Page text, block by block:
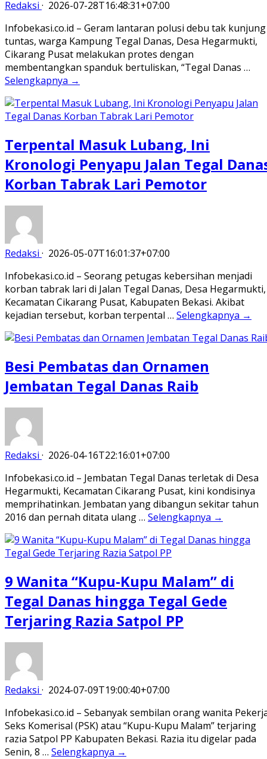
Redaksi · 2026-07-28T16:48:31+07:00
Infobekasi.co.id – Geram lantaran polusi debu tak kunjung
tuntas, warga Kampung Tegal Danas, Desa Hegarmukti,
Cikarang Pusat melakukan protes dengan
membentangkan spanduk bertuliskan, “Tegal Danas …
Selengkapnya →
Terpental Masuk Lubang, Ini
Kronologi Penyapu Jalan Tegal
Korban Tabrak Lari Pemotor
Redaksi · 2026-05-07T16:01:37+07:00
Infobekasi.co.id – Seorang petugas kebersihan menjadi
korban tabrak lari di Jalan Tegal Danas, Desa Hegarmukti,
Kecamatan Cikarang Pusat, Kabupaten Bekasi. Akibat
kejadian tersebut, korban terpental … Selengkapnya →
Besi Pembatas dan Ornamen
Jembatan Tegal Danas Raib
Redaksi · 2026-04-16T22:16:01+07:00
Infobekasi.co.id – Jembatan Tegal Danas terletak di Desa
Hegarmukti, Kecamatan Cikarang Pusat, kini kondisinya
memprihatinkan. Jembatan yang dibangun sekitar tahun
2016 dan pernah ditata ulang … Selengkapnya →
9 Wanita “Kupu-Kupu Malam” di
Tegal Danas hingga Tegal Gede
Terjaring Razia Satpol PP
Redaksi · 2024-07-09T19:00:40+07:00
Infobekasi.co.id – Sebanyak sembilan orang wanita
Seks Komerisal (PSK) atau “Kupu-Kupu Malam” terjaring
razia Satpol PP Kabupaten Bekasi. Razia itu digelar pada
Senin, 8 … Selengkapnya →